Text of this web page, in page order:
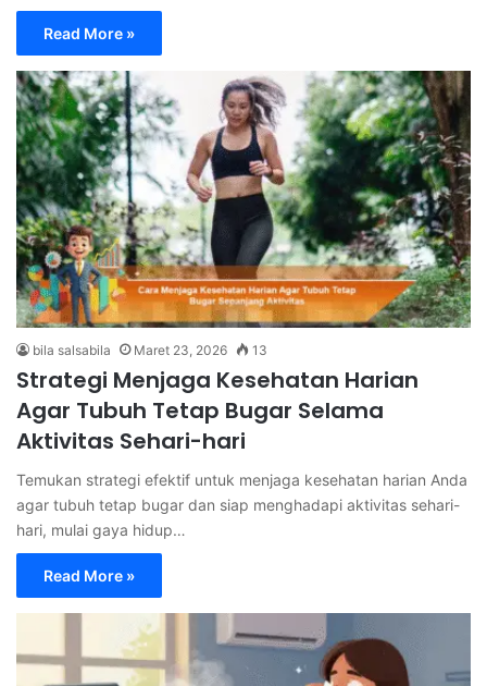
Read More »
bila salsabila Maret 23, 2026 13
Strategi Menjaga Kesehatan Harian
Agar Tubuh Tetap Bugar Selama
Aktivitas Sehari-hari
Temukan strategi efektif untuk menjaga kesehatan harian Anda
agar tubuh tetap bugar dan siap menghadapi aktivitas sehari-
hari, mulai gaya hidup…
Read More »